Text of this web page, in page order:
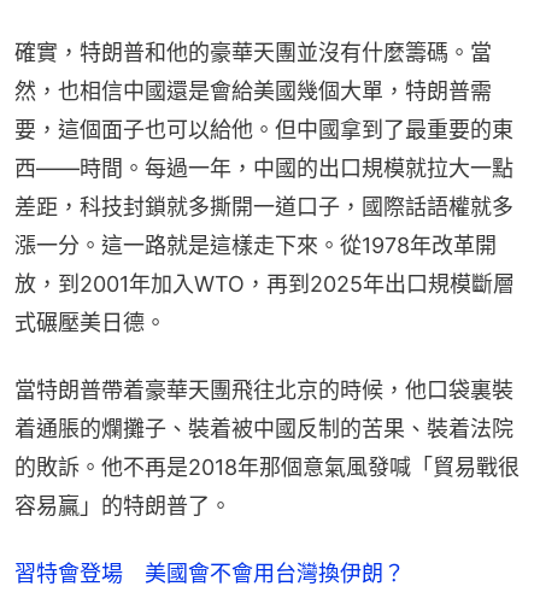
確實，特朗普和他的豪華天團並沒有什麼籌碼。當
然，也相信中國還是會給美國幾個大單，特朗普需
要，這個面子也可以給他。但中國拿到了最重要的東
西——時間。每過一年，中國的出口規模就拉大一點
差距，科技封鎖就多撕開一道口子，國際話語權就多
漲一分。這一路就是這樣走下來。從1978年改革開
放，到2001年加入WTO，再到2025年出口規模斷層
式碾壓美日德。
當特朗普帶着豪華天團飛往北京的時候，他口袋裏裝
着通脹的爛攤子、裝着被中國反制的苦果、裝着法院
的敗訴。他不再是2018年那個意氣風發喊「貿易戰很
容易贏」的特朗普了。
習特會登場 美國會不會用台灣換伊朗？